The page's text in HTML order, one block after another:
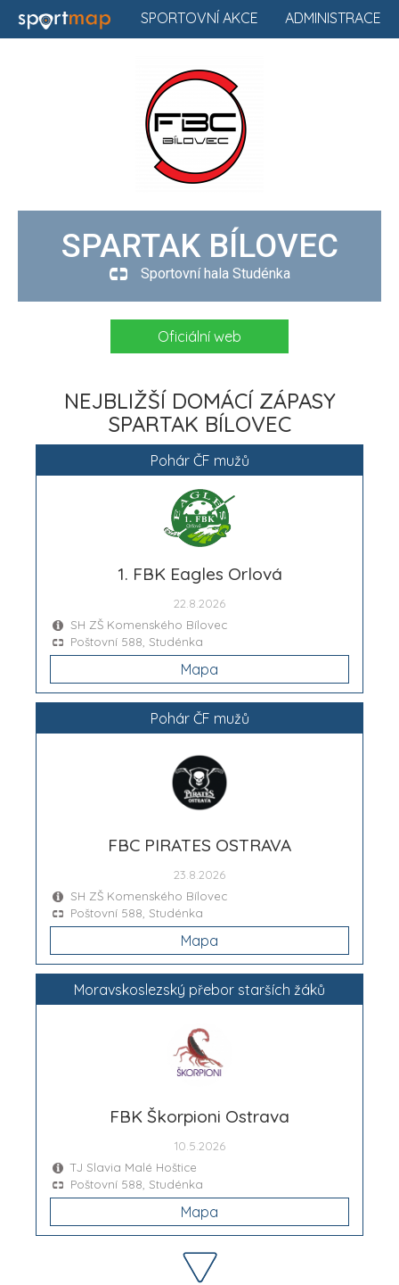
ADMINISTRACE
SPORTOVNÍ AKCE
SPARTAK BÍLOVEC
Sportovní hala Studénka
Oficiální web
NEJBLIŽŠÍ DOMÁCÍ ZÁPASY
SPARTAK BÍLOVEC
Pohár ČF mužů
1. FBK Eagles Orlová
22.8.2026
SH ZŠ Komenského Bílovec
Poštovní 588, Studénka
Mapa
Pohár ČF mužů
FBC PIRATES OSTRAVA
23.8.2026
SH ZŠ Komenského Bílovec
Poštovní 588, Studénka
Mapa
Moravskoslezský přebor starších žáků
FBK Škorpioni Ostrava
10.5.2026
TJ Slavia Malé Hoštice
Poštovní 588, Studénka
Mapa